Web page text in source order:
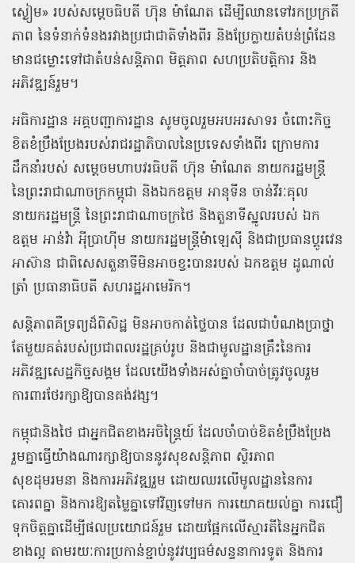
ស្ងៀម» របស់សម្តេចធិបតី ហ៊ុន ម៉ាណែត ដើម្បីឈានទៅរកប្រក្រតី
ភាព នៃទំនាក់ទំនងរវាងប្រជាជាតិទាំងពីរ និងប្រែក្លាយតំបន់ព្រំដែន
មានជម្លោះទៅជាតំបន់សន្តិភាព មិត្តភាព សហប្រតិបត្តិការ និង
អភិវឌ្ឍន៍រួម។
អធិការដ្ឋាន អគ្គបញ្ជាការដ្ឋាន សូមចូលរួមអបអរសាទរ ចំពោះកិច្ច
ខិតខំប្រឹងប្រែងរបស់រាជរដ្ឋាភិបាលនៃប្រទេសទាំងពីរ ក្រោមការ
ដឹកនាំរបស់ សម្តេចមហាបវរធិបតី ហ៊ុន ម៉ាណែត នាយករដ្ឋមន្ត្រី
នៃព្រះរាជាណាចក្រកម្ពុជា និងឯកឧត្តម អានុទីន ចាន់វីរៈគុល
នាយករដ្ឋមន្ត្រី នៃព្រះរាជាណាចក្រថៃ និងតួនាទីស្នូលរបស់ ឯក
ឧត្តម អាន់វ៉ា អ៉ីប្រាហ៊ីម នាយករដ្ឋមន្ត្រីម៉ាឡេស៊ី និងជាប្រធានប្តូរវេន
អាស៊ាន ជាពិសេសតួនាទីមិនអាចខ្វះបានរបស់ ឯកឧត្តម ដូណាល់
ត្រាំ ប្រធានាធិបតី សហរដ្ឋអាមេរិក។
សន្តិភាពគឺទ្រព្យដ៏ពិសិដ្ឋ មិនអាចកាត់ថ្លៃបាន ដែលជាបំណងប្រាថ្នា
តែមួយគត់របស់ប្រជាពលរដ្ឋគ្រប់រូប និងជាមូលដ្ឋានគ្រឹះនៃការ
អភិវឌ្ឍសេដ្ឋកិច្ចសង្គម ដែលយើងទាំងអស់គ្នាចាំបាច់ត្រូវចូលរួម
ការពារថែរក្សាឱ្យបានគង់វង្ស។
កម្ពុជានិងថៃ ជាអ្នកជិតខាងអចិន្ត្រៃយ៍ ដែលចាំបាច់ខិតខំប្រឹងប្រែង
រួមគ្នាធ្វើយ៉ាងណារក្សាឱ្យបាននូវសុខសន្តិភាព ស្ថិរភាព
សុខដុមរមនា និងការអភិវឌ្ឍរួម ដោយឈរលើមូលដ្ឋាននៃការ
គោរពគ្នា និងការឱ្យតម្លៃគ្នាទៅវិញទៅមក ការយោគយល់គ្នា ការជឿ
ទុកចិត្តគ្នាដើម្បីផលប្រយោជន៍រួម ដោយផ្អែកលើស្មារតីនៃអ្នកជិត
ខាងល្អ តាមរយៈការប្រកាន់ខ្ជាប់នូវវប្បធម៌សន្ទនាការទូត និងការ